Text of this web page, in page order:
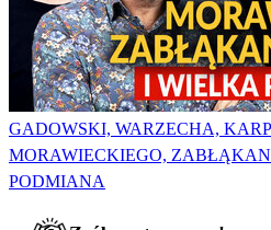
GADOWSKI, WARZECHA,
MORAWIECKIEGO,
PODMIANA